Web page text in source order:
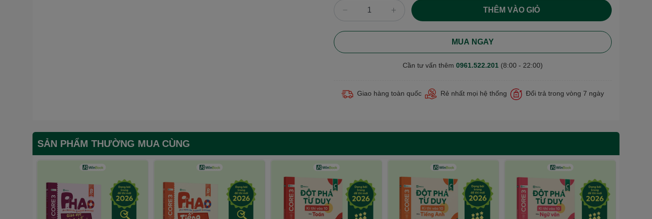
THÊM VÀO GIỎ
MUA NGAY
Cần tư vấn thêm 0961.522.201 (8:00 - 22:00)
Giao hàng toàn quốc Rẻ nhất mọi hệ thống Đổi trả trong vòng 7 ngày
SẢN PHẨM THƯỜNG MUA CÙNG